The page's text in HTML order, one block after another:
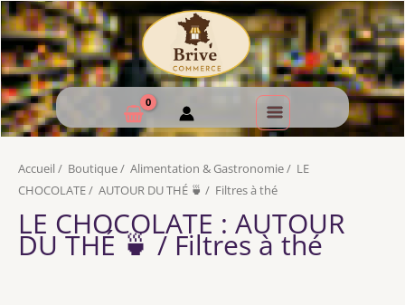
Accueil / Boutique/ Alimentation & Gastronomie/ LE
CHOCOLATE/ AUTOUR DU THÉ 🍵 / Filtres à thé
LE CHOCOLATE : AUTOUR
DU THÉ 🍵 / Filtres à thé